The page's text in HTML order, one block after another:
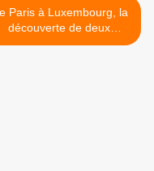
Paris à Luxembourg, la
découverte de deux
! 2ème étape